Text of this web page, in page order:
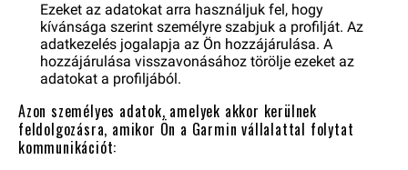
Ezeket az adatokat arra használjuk fel, hogy
kívánsága szerint személyre szabjuk a profilját. Az
adatkezelés jogalapja az Ön hozzájárulása. A
hozzájárulása visszavonásához törölje ezeket az
adatokat a profiljából.
Azon személyes adatok, amelyek akkor kerülnek
feldolgozásra, amikor Ön a Garmin vállalattal folytat
kommunikációt: